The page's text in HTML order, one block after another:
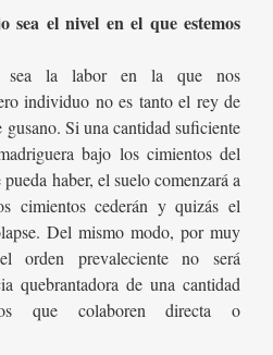
el nivel en el que estemos
sea la labor en la que nos
individuo no es tanto el rey de
Si una cantidad suficiente
bajo los cimientos del
haber, el suelo comenzará a
cimientos cederán y quizás el
Del mismo modo, por muy
orden prevaleciente no será
quebrantadora de una cantidad
que colaboren directa o